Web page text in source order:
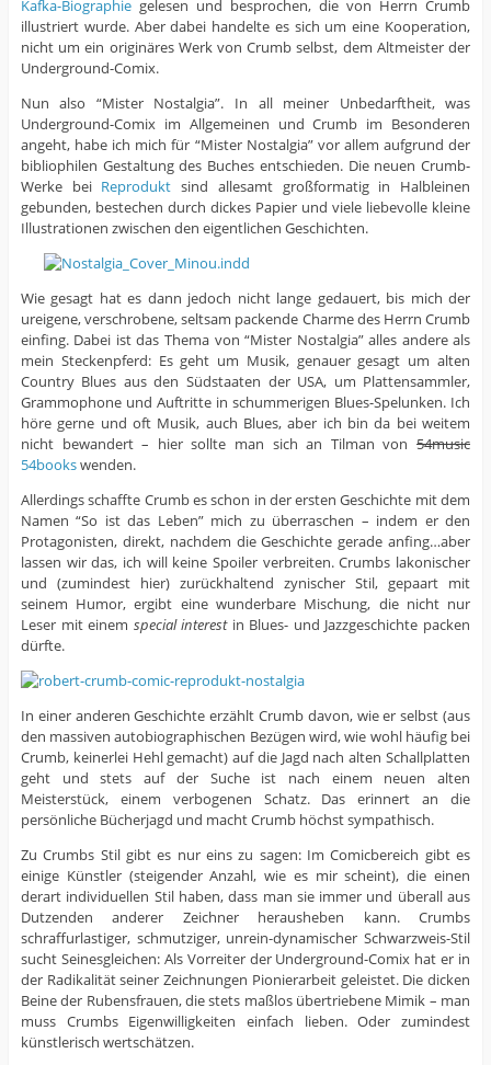
Kafka-Biographiegelesen und besprochen, die von Herrn Crumb
illustriert wurde. Aber dabei handelte es sich um eine Kooperation,
nicht um ein originäres Werk von Crumb selbst, dem Altmeister der
Underground-Comix.
Nun also “Mister Nostalgia”. In all meiner Unbedarftheit, was
Underground-Comix im Allgemeinen und Crumb im Besonderen
angeht, habe ich mich für “Mister Nostalgia” vor allem aufgrund der
bibliophilen Gestaltung des Buches entschieden. Die neuen Crumb-
Werke bei Reprodukt sind allesamt großformatig in Halbleinen
gebunden, bestechen durch dickes Papier und viele liebevolle kleine
Illustrationen zwischen den eigentlichen Geschichten.
Wie gesagt hat es dann jedoch nicht lange gedauert, bis mich der
ureigene, verschrobene, seltsam packende Charme des Herrn Crumb
einfing. Dabei ist das Thema von “Mister Nostalgia” alles andere als
mein Steckenpferd: Es geht um Musik, genauer gesagt um alten
Country Blues aus den Südstaaten der USA, um Plattensammler,
Grammophone und Auftritte in schummerigen Blues-Spelunken. Ich
höre gerne und oft Musik, auch Blues, aber ich bin da bei weitem
nicht bewandert – hier sollte man sich an Tilman von54music
54bookswenden.
Allerdings schaffte Crumb es schon in der ersten Geschichte mit dem
Namen “So ist das Leben” mich zu überraschen – indem er den
Protagonisten, direkt, nachdem die Geschichte gerade anfing…aber
lassen wir das, ich will keine Spoiler verbreiten. Crumbs lakonischer
und (zumindest hier) zurückhaltend zynischer Stil, gepaart mit
seinem Humor, ergibt eine wunderbare Mischung, die nicht nur
Leser mit einem special interestin Blues- und Jazzgeschichte packen
dürfte.
In einer anderen Geschichte erzählt Crumb davon, wie er selbst (aus
den massiven autobiographischen Bezügen wird, wie wohl häufig bei
Crumb, keinerlei Hehl gemacht) auf die Jagd nach alten Schallplatten
geht und stets auf der Suche ist nach einem neuen alten
Meisterstück, einem verbogenen Schatz. Das erinnert an die
persönliche Bücherjagd und macht Crumb höchst sympathisch.
Zu Crumbs Stil gibt es nur eins zu sagen: Im Comicbereich gibt es
einige Künstler (steigender Anzahl, wie es mir scheint), die einen
derart individuellen Stil haben, dass man sie immer und überall aus
Dutzenden anderer Zeichner herausheben kann. Crumbs
schraffurlastiger, schmutziger, unrein-dynamischer Schwarzweis-Stil
sucht Seinesgleichen: Als Vorreiter der Underground-Comix hat er in
der Radikalität seiner Zeichnungen Pionierarbeit geleistet. Die dicken
Beine der Rubensfrauen, die stets maßlos übertriebene Mimik – man
muss Crumbs Eigenwilligkeiten einfach lieben. Oder zumindest
künstlerisch wertschätzen.